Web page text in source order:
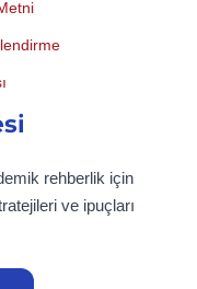
rehberlik için
ve ipuçları